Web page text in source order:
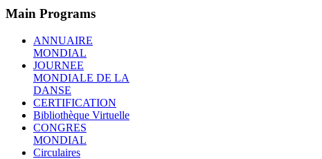
Main Programs
ANNUAIRE
MONDIAL
JOURNEE
MONDIALE DE LA
DANSE
CERTIFICATION
Bibliothèque Virtuelle
CONGRES
MONDIAL
Circulaires